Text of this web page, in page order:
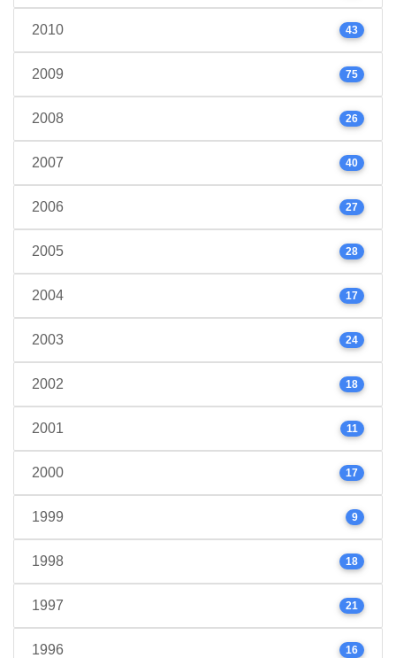
2010 43
2009 75
2008 26
2007 40
2006 27
2005 28
2004 17
2003 24
2002 18
2001 11
2000 17
1999 9
1998 18
1997 21
1996 16